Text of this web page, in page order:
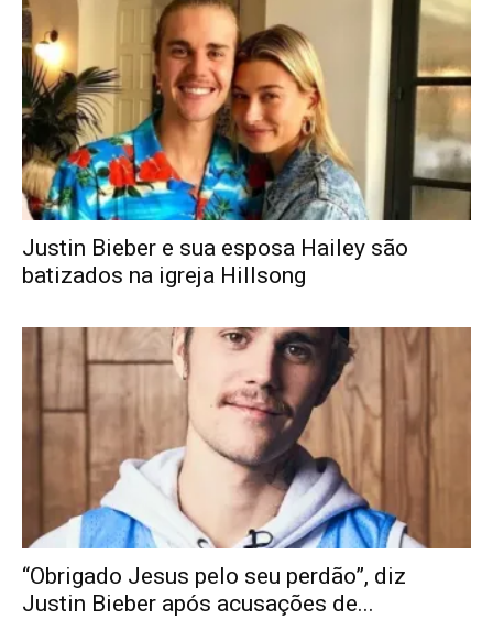
Justin Bieber e sua esposa Hailey são
batizados na igreja Hillsong
“Obrigado Jesus pelo seu perdão”, diz
Justin Bieber após acusações de...